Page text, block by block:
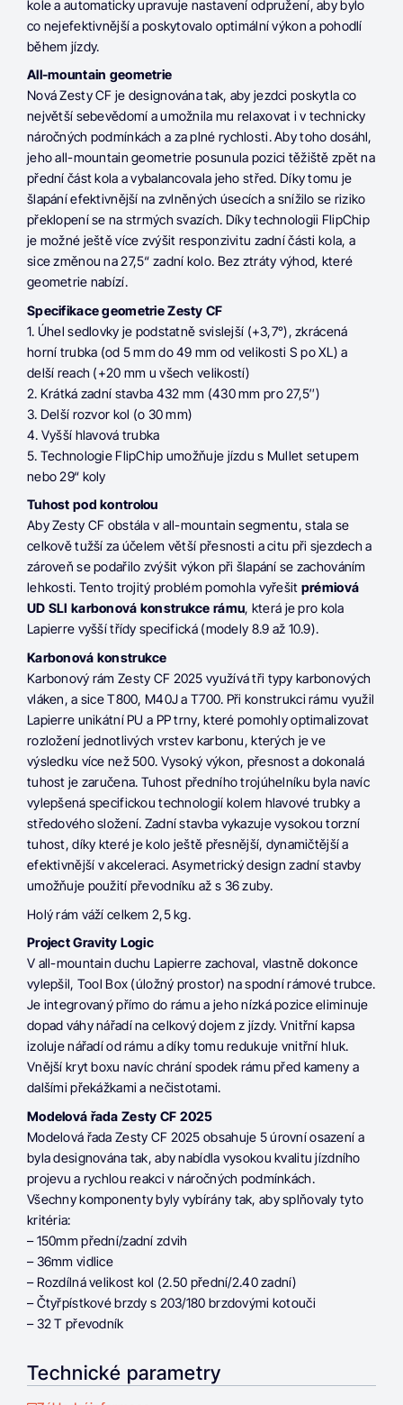
kole a automaticky upravuje nastavení odpružení, aby bylo
co nejefektivnější a poskytovalo optimální výkon a pohodlí
během jízdy.
All-mountain geometrie
Nová Zesty CF je designována tak, aby jezdci poskytla co
největší sebevědomí a umožnila mu relaxovat i v technicky
náročných podmínkách a za plné rychlosti. Aby toho dosáhl,
jeho all-mountain geometrie posunula pozici těžiště zpět na
přední část kola a vybalancovala jeho střed. Díky tomu je
šlapání efektivnější na zvlněných úsecích a snížilo se riziko
překlopení se na strmých svazích. Díky technologii FlipChip
je možné ještě více zvýšit responzivitu zadní části kola, a
sice změnou na 27,5“ zadní kolo. Bez ztráty výhod, které
geometrie nabízí.
Specifikace geometrie Zesty CF
1. Úhel sedlovky je podstatně svislejší (+3,7°), zkrácená
horní trubka (od 5 mm do 49 mm od velikosti S po XL) a
delší reach (+20 mm u všech velikostí)
2. Krátká zadní stavba 432 mm (430 mm pro 27,5″)
3. Delší rozvor kol (o 30 mm)
4. Vyšší hlavová trubka
5. Technologie FlipChip umožňuje jízdu s Mullet setupem
nebo 29“ koly
Tuhost pod kontrolou
Aby Zesty CF obstála v all-mountain segmentu, stala se
celkově tužší za účelem větší přesnosti a citu při sjezdech a
zároveň se podařilo zvýšit výkon při šlapání se zachováním
lehkosti. Tento trojitý problém pomohla vyřešit prémiová
UD SLI karbonová konstrukce rámu, která je pro kola
Lapierre vyšší třídy specifická (modely 8.9 až 10.9).
Karbonová konstrukce
Karbonový rám Zesty CF 2025 využívá tři typy karbonových
vláken, a sice T800, M40J a T700. Při konstrukci rámu využil
Lapierre unikátní PU a PP trny, které pomohly optimalizovat
rozložení jednotlivých vrstev karbonu, kterých je ve
výsledku více než 500. Vysoký výkon, přesnost a dokonalá
tuhost je zaručena. Tuhost předního trojúhelníku byla navíc
vylepšená specifickou technologií kolem hlavové trubky a
středového složení. Zadní stavba vykazuje vysokou torzní
tuhost, díky které je kolo ještě přesnější, dynamičtější a
efektivnější v akceleraci. Asymetrický design zadní stavby
umožňuje použití převodníku až s 36 zuby.
Holý rám váží celkem 2,5 kg.
Project Gravity Logic
V all-mountain duchu Lapierre zachoval, vlastně dokonce
vylepšil, Tool Box (úložný prostor) na spodní rámové trubce.
Je integrovaný přímo do rámu a jeho nízká pozice eliminuje
dopad váhy nářadí na celkový dojem z jízdy. Vnitřní kapsa
izoluje nářadí od rámu a díky tomu redukuje vnitřní hluk.
Vnější kryt boxu navíc chrání spodek rámu před kameny a
dalšími překážkami a nečistotami.
Modelová řada Zesty CF 2025
Modelová řada Zesty CF 2025 obsahuje 5 úrovní osazení a
byla designována tak, aby nabídla vysokou kvalitu jízdního
projevu a rychlou reakci v náročných podmínkách.
Všechny komponenty byly vybírány tak, aby splňovaly tyto
kritéria:
– 150mm přední/zadní zdvih
– 36mm vidlice
– Rozdílná velikost kol (2.50 přední/2.40 zadní)
– Čtyřpístkové brzdy s 203/180 brzdovými kotouči
– 32 T převodník
Technické parametry